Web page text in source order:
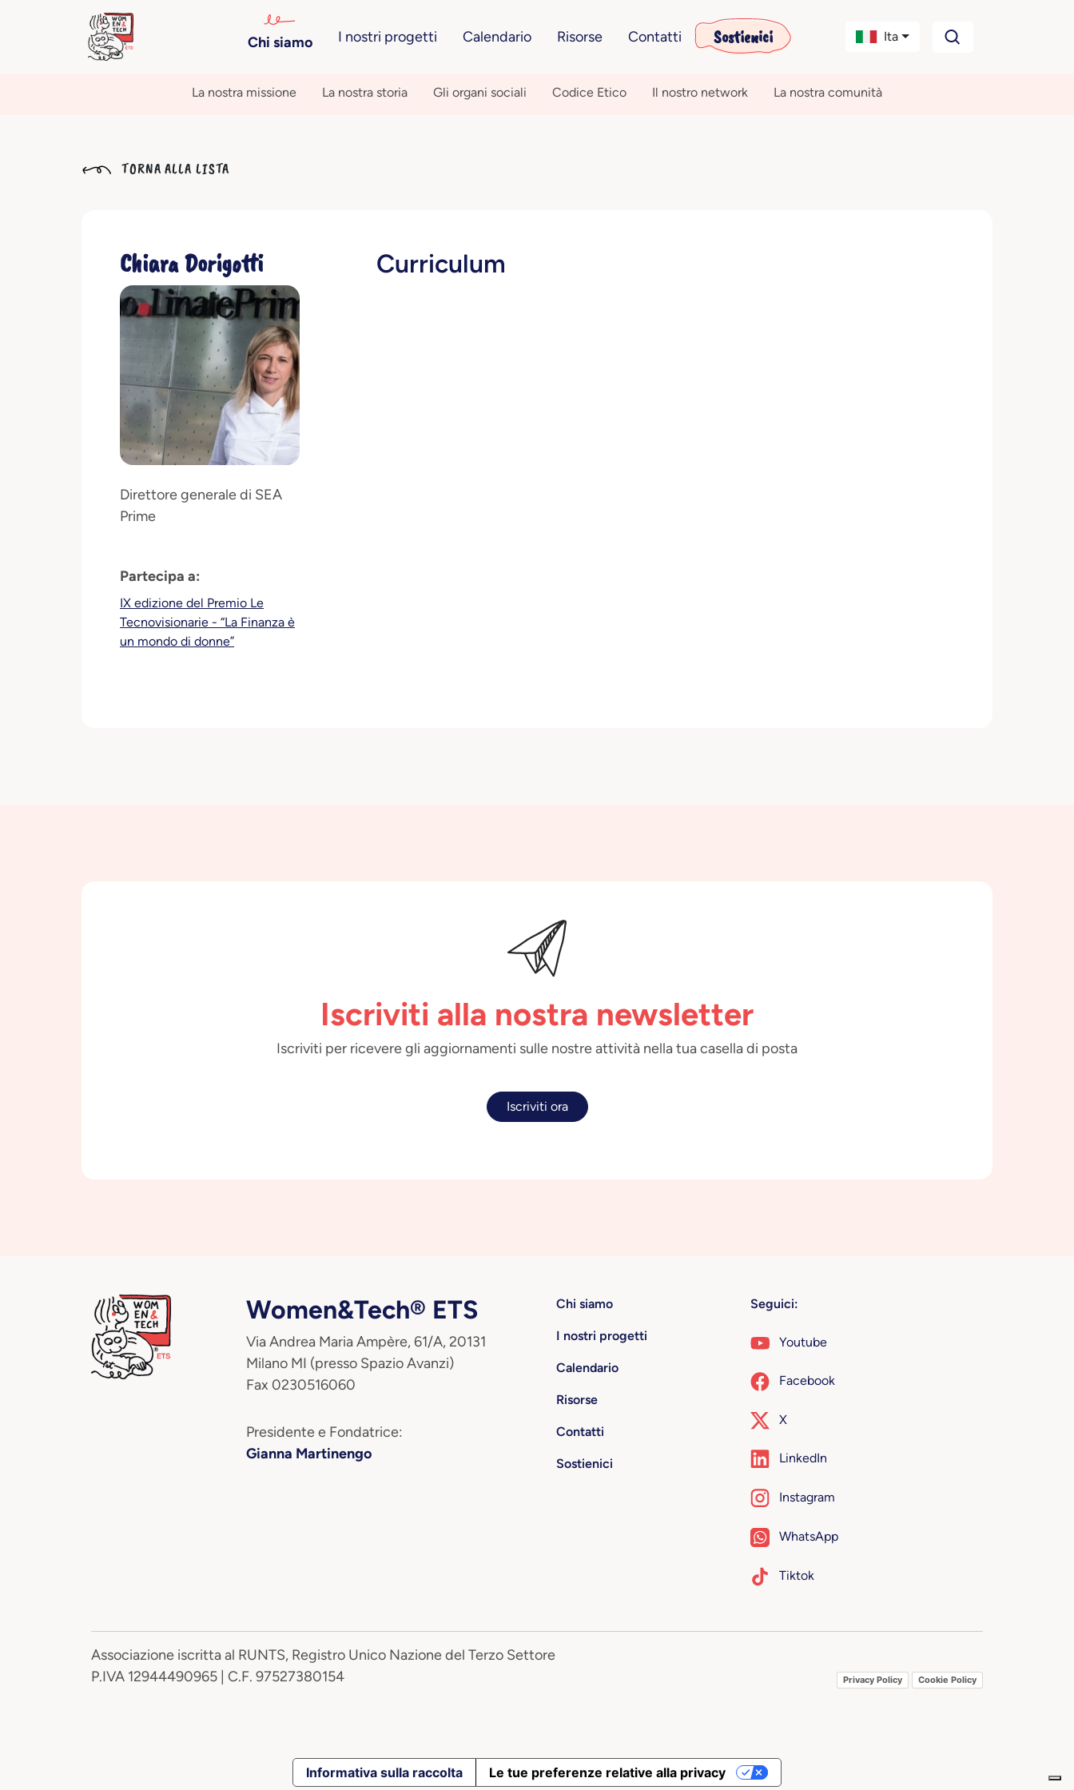
Chi siamo I nostri progetti Calendario Risorse Contatti Sostienici Ita
La nostra missione La nostra storia Gli organi sociali Codice Etico Il nostro network La nostra comunità
TORNA ALLA LISTA
Chiara Dorigotti
Direttore generale di SEA
Prime
Partecipa a:
IX edizione del Premio Le
Tecnovisionarie - “La Finanza è
un mondo di donne”
Curriculum
Iscriviti alla nostra newsletter
Iscriviti per ricevere gli aggiornamenti sulle nostre attività nella tua casella di posta
Iscriviti ora
Women&Tech® ETS
Via Andrea Maria Ampère, 61/A, 20131
Milano MI (presso Spazio Avanzi)
Fax 0230516060
Presidente e Fondatrice:
Gianna Martinengo
Chi siamo
I nostri progetti
Calendario
Risorse
Contatti
Sostienici
Seguici:
Youtube
Facebook
X
LinkedIn
Instagram
WhatsApp
Tiktok
Associazione iscritta al RUNTS, Registro Unico Nazione del Terzo Settore
P.IVA 12944490965 | C.F. 97527380154
Privacy Policy Cookie Policy
Informativa sulla raccolta Le tue preferenze relative alla privacy